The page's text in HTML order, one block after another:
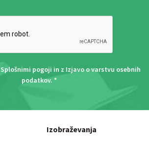
Splošnimi pogoji in z Izjavo o varstvu osebnih
podatkov. *
Izobraževanja